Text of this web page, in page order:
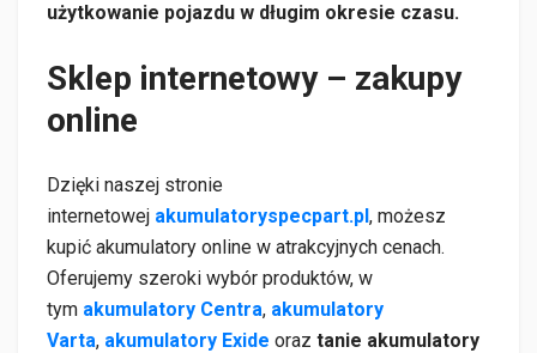
użytkowanie pojazdu w długim okresie czasu.
Sklep internetowy – zakupy
online
Dzięki naszej stronie
internetowej akumulatoryspecpart.pl, możesz
kupić akumulatory online w atrakcyjnych cenach.
Oferujemy szeroki wybór produktów, w
tym akumulatory Centra, akumulatory
Varta, akumulatory Exide oraz tanie akumulatory